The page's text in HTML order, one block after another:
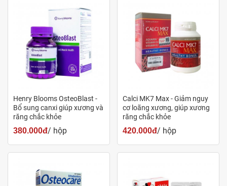
Vitabiotics Osteocare Canxi giúp xương chắc khỏe
Liều dùng - cách dùng
Uống 2 viên mỗi ngày, sau ăn
Henry Blooms OsteoBlast -
Bổ sung canxi giúp xương và
răng chắc khỏe
380.000đ/ hộp
Calci MK7 Max - Giảm nguy
cơ loãng xương, giúp xương
răng chắc khỏe
420.000đ/ hộp